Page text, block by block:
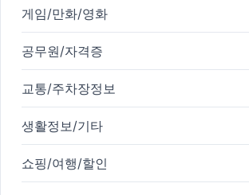
게임/만화/영화
공무원/자격증
교통/주차장정보
생활정보/기타
쇼핑/여행/할인